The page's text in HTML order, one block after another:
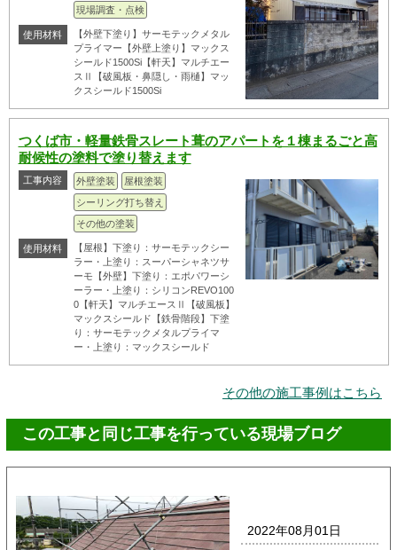
現場調査・点検
使用材料
【外壁下塗り】サーモテックメタル
プライマー【外壁上塗り】マックス
シールド1500Si【軒天】マルチエー
スⅡ【破風板・鼻隠し・雨樋】マッ
クスシールド1500Si
つくば市・軽量鉄骨スレート葺のアパートを１棟まるごと高
耐候性の塗料で塗り替えます
工事内容 外壁塗装
屋根塗装
シーリング打ち替え
その他の塗装
使用材料
【屋根】下塗り：サーモテックシー
ラー・上塗り：スーパーシャネツサ
ーモ【外壁】下塗り：エポパワーシ
ーラー・上塗り：シリコンREVO100
0【軒天】マルチエースⅡ【破風板】
マックスシールド【鉄骨階段】下塗
り：サーモテックメタルプライマ
ー・上塗り：マックスシールド
その他の施工事例はこちら
この工事と同じ工事を行っている現場ブログ
2022年08月01日